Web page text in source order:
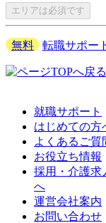
エリアは必須です
無料 転職サポー
就職サポート
はじめての方
よくあるご質
お役立ち情報
採用・介護求
へ
運営会社案内
お問い合わせ